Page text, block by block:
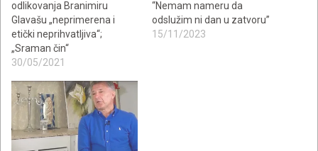
odlikovanja Branimiru
Glavašu „neprimerena i
etički neprihvatljiva“;
„Sraman čin“
30/05/2021
“Nemam nameru da
odslužim ni dan u zatvoru”
15/11/2023